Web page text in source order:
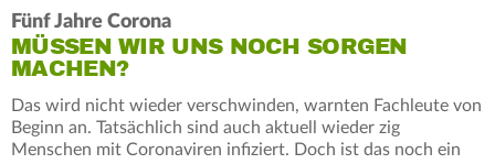
Fünf Jahre Corona
MÜSSEN WIR UNS NOCH SORGEN
MACHEN?
Das wird nicht wieder verschwinden, warnten Fachleute von
Beginn an. Tatsächlich sind auch aktuell wieder zig
Menschen mit Coronaviren infiziert. Doch ist das noch ein